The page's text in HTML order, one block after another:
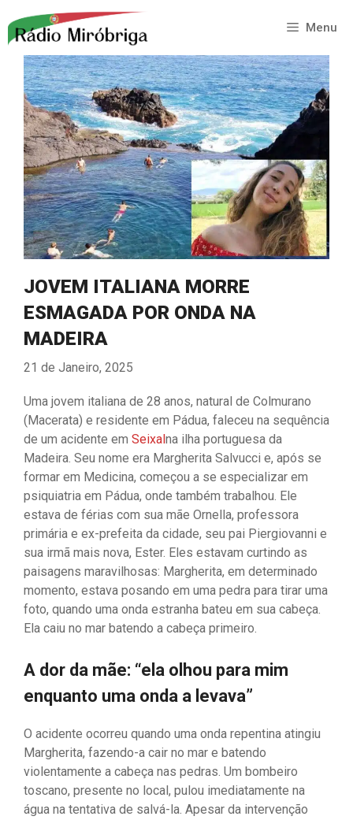
para
conteúdo
Menu
JOVEM ITALIANA MORRE
ESMAGADA POR ONDA NA
MADEIRA
21 de Janeiro, 2025
Uma jovem italiana de 28 anos, natural de Colmurano
(Macerata) e residente em Pádua, faleceu na sequência
de um acidente em Seixalna ilha portuguesa da
Madeira. Seu nome era Margherita Salvucci e, após se
formar em Medicina, começou a se especializar em
psiquiatria em Pádua, onde também trabalhou. Ele
estava de férias com sua mãe Ornella, professora
primária e ex-prefeita da cidade, seu pai Piergiovanni e
sua irmã mais nova, Ester. Eles estavam curtindo as
paisagens maravilhosas: Margherita, em determinado
momento, estava posando em uma pedra para tirar uma
foto, quando uma onda estranha bateu em sua cabeça.
Ela caiu no mar batendo a cabeça primeiro.
A dor da mãe: “ela olhou para mim
enquanto uma onda a levava”
O acidente ocorreu quando uma onda repentina atingiu
Margherita, fazendo-a cair no mar e batendo
violentamente a cabeça nas pedras. Um bombeiro
toscano, presente no local, pulou imediatamente na
água na tentativa de salvá-la. Apesar da intervenção